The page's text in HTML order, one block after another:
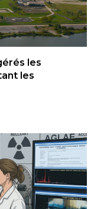
les
les